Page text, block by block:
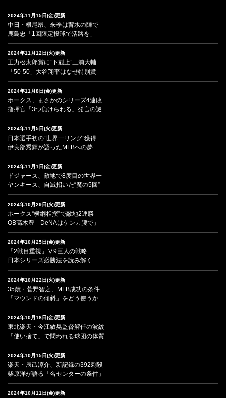
2024年11月15日(金)更新
中日・根尾昂、来季は背水の陣で
鹿島忠「1回限定投球で活路を」
2024年11月12日(火)更新
正力松太郎賞に“下剋上”三浦大輔
「50-50」大谷翔平はなぜ特別賞
2024年11月8日(金)更新
ホークス、まさかのシリーズ4連敗
指揮官「3つ負けられる」発言の謎
2024年11月5日(火)更新
日本選手初の“世界一リング”獲得
伊良部秀輝が語ったMLBへの夢
2024年11月1日(金)更新
ドジャース、敵地で8度目の世界一
ヤンキース、自滅招いた“魔の5回”
2024年10月29日(火)更新
ホークス“横綱相撲”で敵地2連勝
OB高木豊「DeNAはケンカ腰で」
2024年10月25日(金)更新
「2戦目重視」Ⅴ9巨人の戦略
日本シリーズ必勝法を読み解く
2024年10月22日(火)更新
35歳・菅野智之、MLB成功の条件
「マウンドの傾斜」をどう使うか
2024年10月18日(金)更新
東北楽天・今江敏晃監督解任の波紋
「使い捨て」で問われる球団の体質
2024年10月15日(火)更新
楽天・辰己涼介、新記録の392刺殺
柴原洋が語る「名センターの条件」
2024年10月11日(金)更新